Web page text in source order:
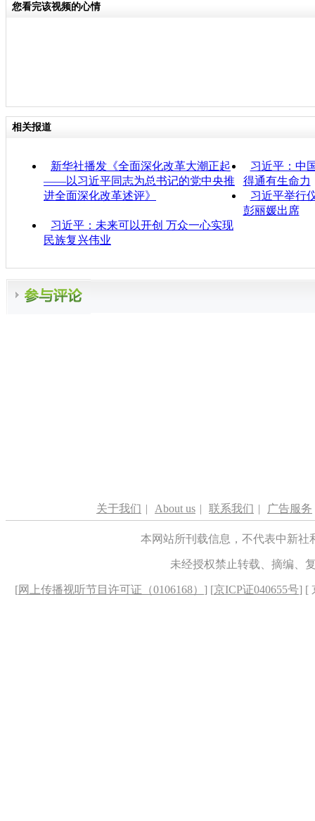
您看完该视频的心情
相关报道
新华社播发《全面深化改革大潮正起
——以习近平同志为总书记的党中央推
进全面深化改革述评》
习近平：中
得通有生命力
习近平举行
彭丽媛出席
习近平：未来可以开创 万众一心实现
民族复兴伟业
关于我们 | About us | 联系我们 | 广告服务
本网站所刊载信息，不代表中新
未经授权禁止转载、摘编、
[网上传播视听节目许可证（0106168） ] [京ICP证040655号] [